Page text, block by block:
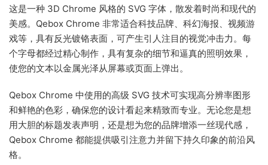
这是一种 3D Chrome 风格的 SVG 字体，散发着时尚和现代的
美感。Qebox Chrome 非常适合科技品牌、科幻海报、视频游
戏等，具有反光镀铬表面，可产生引人注目的视觉冲击力。每
个字母都经过精心制作，具有复杂的细节和逼真的照明效果，
使您的文本以金属光泽从屏幕或页面上弹出。
Qebox Chrome 中使用的高级 SVG 技术可实现高分辨率图形
和鲜艳的色彩，确保您的设计看起来精致而专业。无论您是想
用大胆的标题发表声明，还是想为您的品牌增添一丝现代感，
Qebox Chrome 都能提供吸引注意力并留下持久印象的前沿风
格。